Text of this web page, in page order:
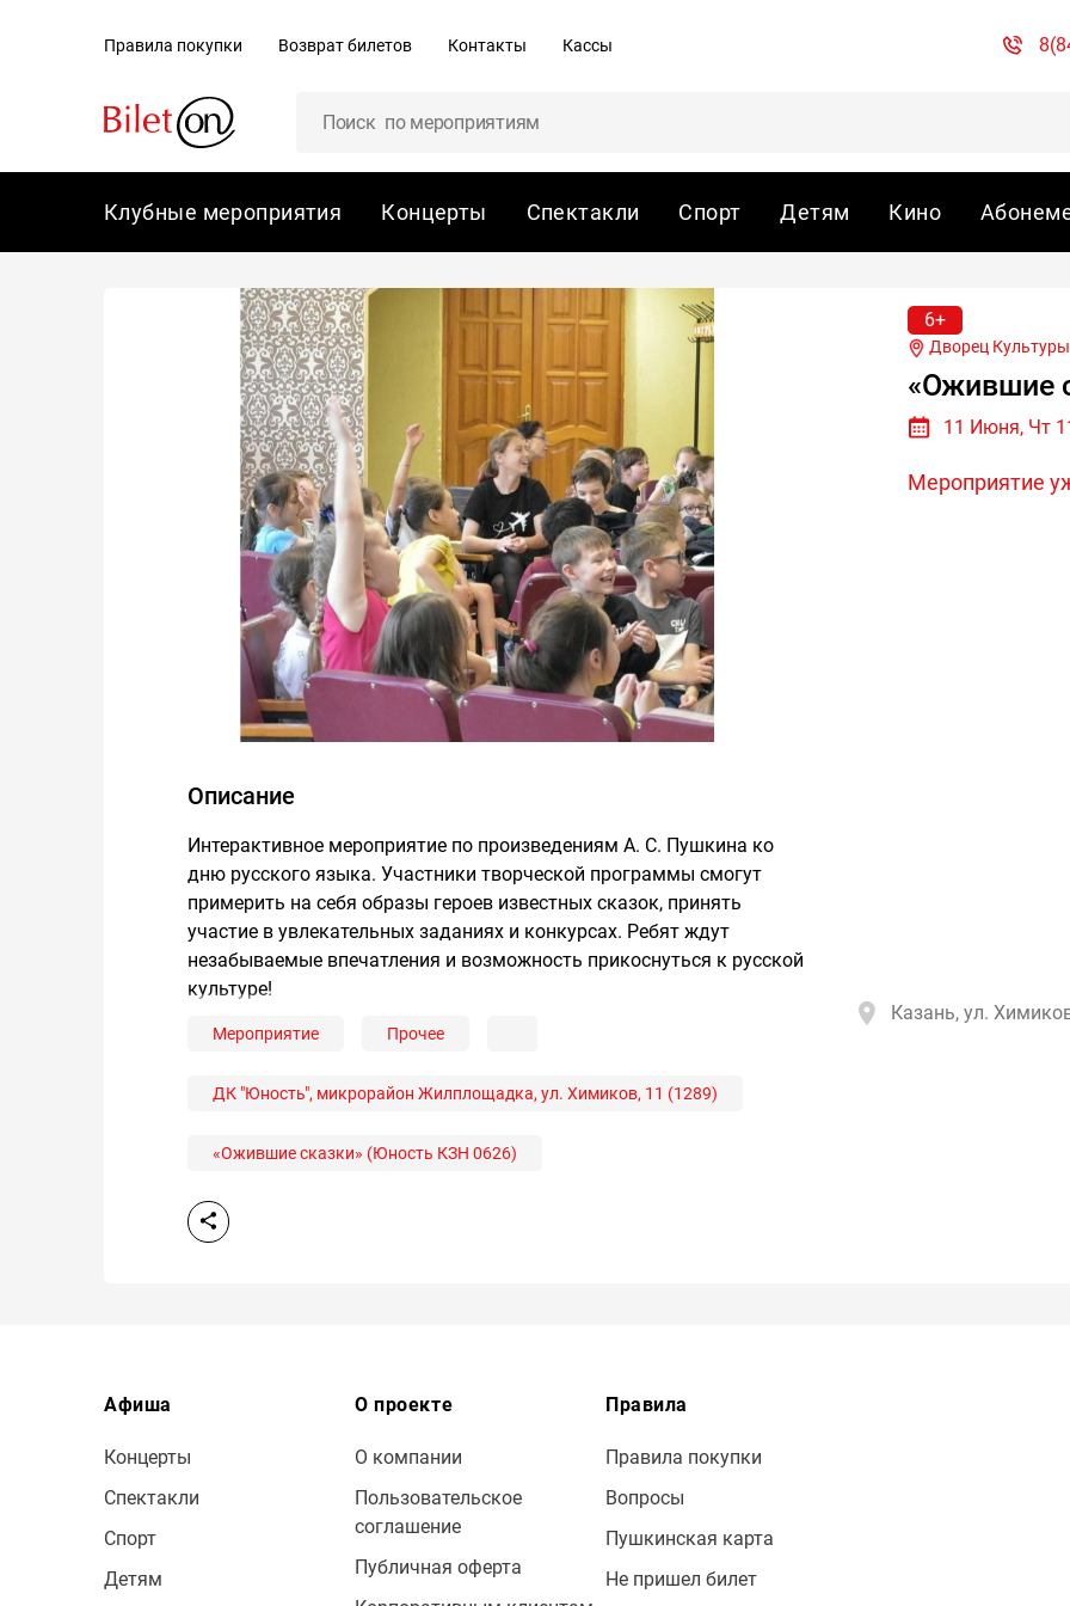
Правила покупки Возврат билетов Контакты Кассы
Клубные мероприятия Концерты Спектакли Спорт Детям Кино
6+
Дворец
«Ожившие
11 Июня, Чт
Мероприятие
Описание
Интерактивное мероприятие по произведениям А. С. Пушкина ко
дню русского языка. Участники творческой программы смогут
примерить на себя образы героев известных сказок, принять
участие в увлекательных заданиях и конкурсах. Ребят ждут
незабываемые впечатления и возможность прикоснуться к русской
культуре!
Мероприятие Прочее
ДК "Юность", микрорайон Жилплощадка, ул. Химиков, 11 (1289)
«Ожившие сказки» (Юность КЗН 0626)
Казань, ул.
Афиша
Концерты
Спектакли
Спорт
Детям
О проекте
О компании
Пользовательское
соглашение
Публичная оферта
Правила
Правила покупки
Вопросы
Пушкинская карта
Не пришел билет